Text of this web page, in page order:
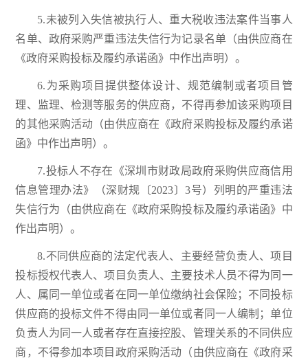
5.未被列入失信被执行人、重大税收违法案件当事人
名单、政府采购严重违法失信行为记录名单（由供应商在
《政府采购投标及履约承诺函》中作出声明）。
6.为采购项目提供整体设计、规范编制或者项目管
理、监理、检测等服务的供应商，不得再参加该采购项目
的其他采购活动（由供应商在《政府采购投标及履约承诺
函》中作出声明）。
7.投标人不存在《深圳市财政局政府采购供应商信用
信息管理办法》（深财规〔2023〕3号）列明的严重违法
失信行为（由供应商在《政府采购投标及履约承诺函》中
作出声明）。
8.不同供应商的法定代表人、主要经营负责人、项目
投标授权代表人、项目负责人、主要技术人员不得为同一
人、属同一单位或者在同一单位缴纳社会保险；不同投标
供应商的投标文件不得由同一单位或者同一人编制；单位
负责人为同一人或者存在直接控股、管理关系的不同供应
商，不得参加本项目政府采购活动（由供应商在《政府采